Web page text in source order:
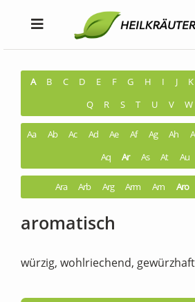
A B C D E F G H I J K
Q
R S T U V W
Aa Ab Ac Ad Ae Af Ag Ah
Aq
Ar As At Au
Ara Arb Arg Arm Arn Aro
aromatisch
würzig, wohlriechend,